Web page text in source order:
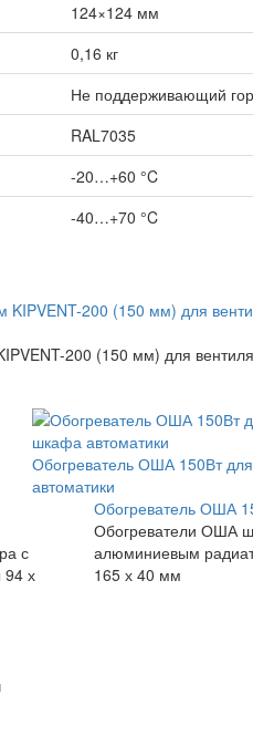
124×124 мм
0,16 кг
Не поддерживающий
RAL7035
-20…+60 °C
-40…+70 °C
200 (150 мм) для
Обогреватель ОША 150Вт
автоматики
с
х
Обогреватель ОША
Обогреватели ОША
алюминиевым
165 х 40 мм